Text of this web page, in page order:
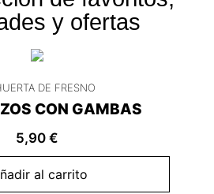
y ofertas
DE FRESNO
CON GAMBAS
5,90 €
al carrito